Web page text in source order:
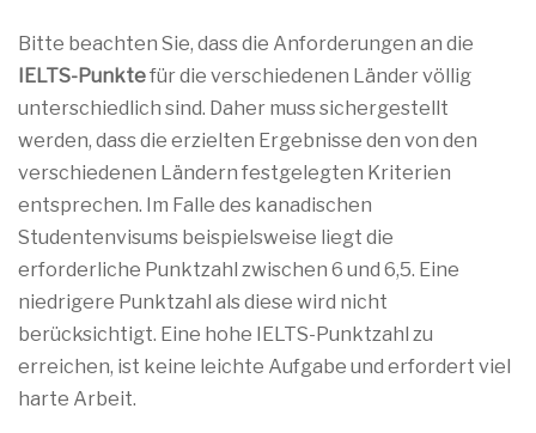
Bitte beachten Sie, dass die Anforderungen an die
IELTS-Punktefür die verschiedenen Länder völlig
unterschiedlich sind. Daher muss sichergestellt
werden, dass die erzielten Ergebnisse den von den
verschiedenen Ländern festgelegten Kriterien
entsprechen. Im Falle des kanadischen
Studentenvisums beispielsweise liegt die
erforderliche Punktzahl zwischen 6 und 6,5. Eine
niedrigere Punktzahl als diese wird nicht
berücksichtigt. Eine hohe IELTS-Punktzahl zu
erreichen, ist keine leichte Aufgabe und erfordert viel
harte Arbeit.